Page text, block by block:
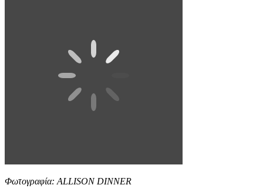
Φωτογραφία: ALLISON DINNER